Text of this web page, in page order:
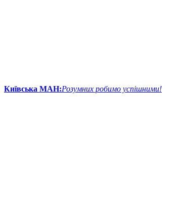
Київська МАН:Розумних робимо успішними!